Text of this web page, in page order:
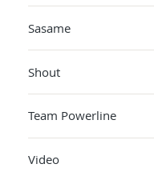
Sasame
Shout
Team Powerline
Video